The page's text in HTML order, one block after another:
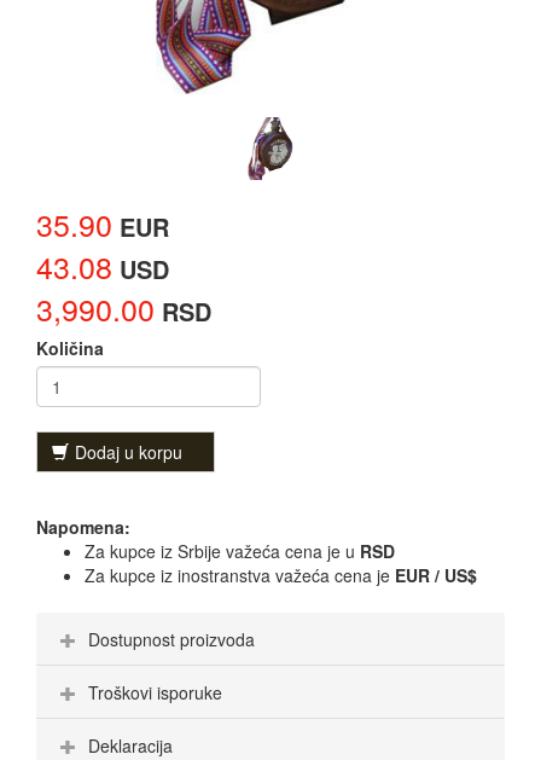
35.90 EUR
43.08 USD
3,990.00 RSD
Količina
Dodaj u korpu
Napomena:
Za kupce iz Srbije važeća cena je u RSD
Za kupce iz inostranstva važeća cena je EUR / US$
Dostupnost proizvoda
Troškovi isporuke
Deklaracija